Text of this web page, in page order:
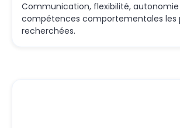
Communication, flexibilité, autonomie
compétences comportementales les
recherchées.